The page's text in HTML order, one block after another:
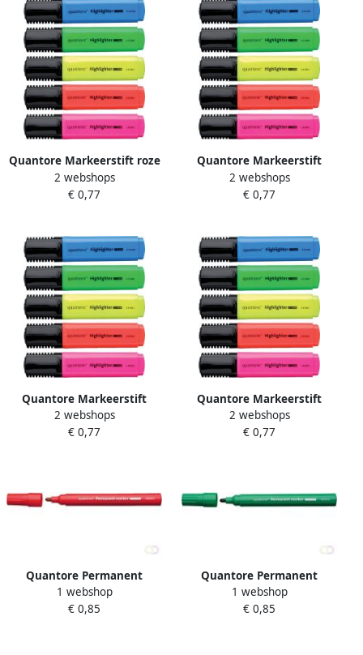
Quantore Markeerstift roze
2 webshops
€ 0,77
Quantore Markeerstift
groen
2 webshops
€ 0,77
Quantore Markeerstift
oranje
2 webshops
€ 0,77
Quantore Markeerstift
blauw
2 webshops
€ 0,77
Quantore Permanent
marker rond 1 1.5mm rood
1 webshop
€ 0,85
Quantore Permanent
marker rond 1 1.5mm groen
1 webshop
€ 0,85